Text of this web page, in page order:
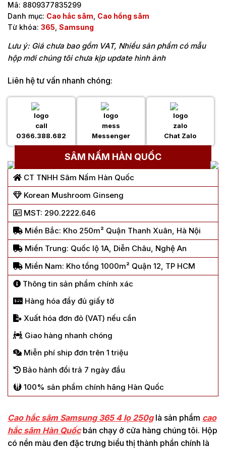
Mã: 8809377835299
Danh mục: Cao hắc sâm Cao hồng sâm
Từ khóa: 365 Samsung
Lưu ý: Giá chưa bao gồm VAT, Nhiều sản phẩm có mẫu
hộp mới chúng tôi chưa kịp update hình ảnh
Liên hệ tư vấn nhanh chóng:
0366.388.682 Messenger Chat Zalo
SÂM NẤM HÀN QUỐC
CT TNHH Sâm Nấm Hàn Quốc
Korean Mushroom Ginseng
MST: 290.2222.646
Miền Bắc: Kho 250m² Quận Thanh Xuân, Hà Nội
Miền Trung: Quốc lộ 1A, Diễn Châu, Nghệ An
Miền Nam: Kho tổng 1000m² Quận 12, TP HCM
Thông tin sản phẩm chính xác
Hàng hóa đầy đủ giấy tờ
Xuất hóa đơn đỏ (VAT) nếu cần
Giao hàng nhanh chóng
Miễn phí ship đơn trên 1 triệu
Bảo hành đổi trả 7 ngày đầu
100% sản phẩm chính hãng Hàn Quốc
Cao hắc sâm Samsung 365 4 lọ 250glà sản phẩm cao
hắc sâm Hàn Quốcbán chạy ở cửa hàng chúng tôi. Hộp
có nền màu đen đặc trưng biểu thị thành phần chính là